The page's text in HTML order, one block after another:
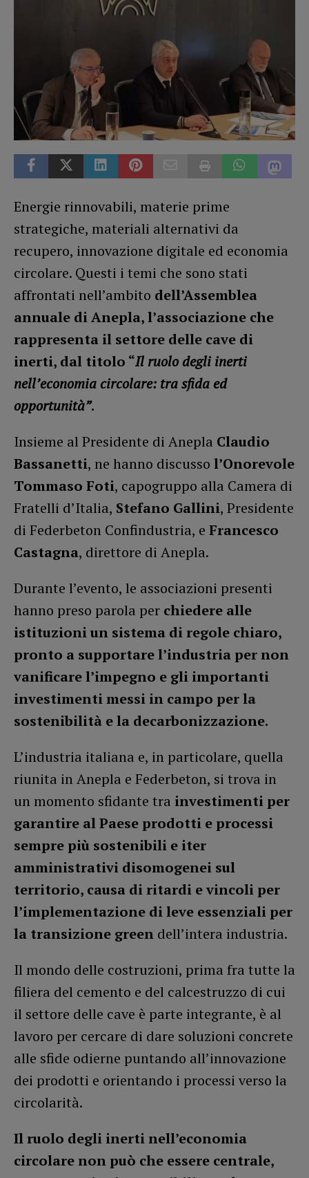
Energie rinnovabili, materie prime
strategiche, materiali alternativi da
recupero, innovazione digitale ed economia
circolare. Questi i temi che sono stati
affrontati nell’ambito dell’Assemblea
annuale di Anepla, l’associazione che
rappresenta il settore delle cave di
inerti, dal titolo “Il ruolo degli inerti
nell’economia circolare: tra sfida ed
opportunità”.
Insieme al Presidente di Anepla Claudio
Bassanetti, ne hanno discusso l’Onorevole
Tommaso Foti, capogruppo alla Camera di
Fratelli d’Italia, Stefano Gallini, Presidente
di Federbeton Confindustria, e Francesco
Castagna, direttore di Anepla.
Durante l’evento, le associazioni presenti
hanno preso parola per chiedere alle
istituzioni un sistema di regole chiaro,
pronto a supportare l’industria per non
vanificare l’impegno e gli importanti
investimenti messi in campo per la
sostenibilità e la decarbonizzazione.
L’industria italiana e, in particolare, quella
riunita in Anepla e Federbeton, si trova in
un momento sfidante tra investimenti per
garantire al Paese prodotti e processi
sempre più sostenibili e iter
amministrativi disomogenei sul
territorio, causa di ritardi e vincoli per
l’implementazione di leve essenziali per
la transizione green dell’intera industria.
Il mondo delle costruzioni, prima fra tutte la
filiera del cemento e del calcestruzzo di cui
il settore delle cave è parte integrante, è al
lavoro per cercare di dare soluzioni concrete
alle sfide odierne puntando all’innovazione
dei prodotti e orientando i processi verso la
circolarità.
Il ruolo degli inerti nell’economia
circolare non può che essere centrale,